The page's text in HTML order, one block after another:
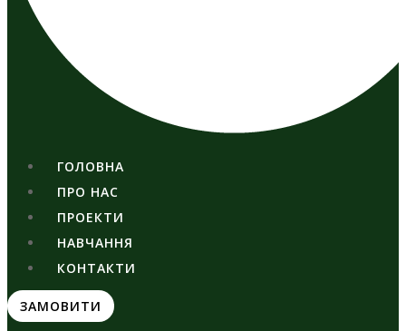
ГОЛОВНА
ПРО НАС
ПРОЕКТИ
НАВЧАННЯ
КОНТАКТИ
ЗАМОВИТИ